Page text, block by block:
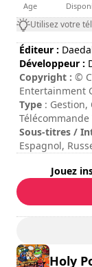
Age
Utilisez votre
Éditeur :
Développeur :
Copyright : ©
Entertainment
Potatoes! A
trademarks of
Daedalic logo
GmbH
Type : Gestion,
Télécommande
Sous-titres /
Espagnol,
Durée totale :
Difficulté
:
Jouez
Holy